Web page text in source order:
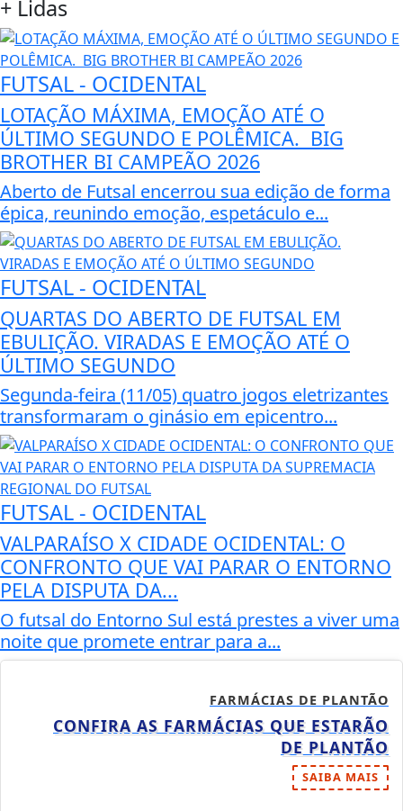
+ Lidas
FUTSAL - OCIDENTAL
LOTAÇÃO MÁXIMA, EMOÇÃO ATÉ O
ÚLTIMO SEGUNDO E POLÊMICA. BIG
BROTHER BI CAMPEÃO 2026
Aberto de Futsal encerrou sua edição de forma
épica, reunindo emoção, espetáculo e...
FUTSAL - OCIDENTAL
QUARTAS DO ABERTO DE FUTSAL EM
EBULIÇÃO. VIRADAS E EMOÇÃO ATÉ O
ÚLTIMO SEGUNDO
Segunda-feira (11/05) quatro jogos eletrizantes
transformaram o ginásio em epicentro...
FUTSAL - OCIDENTAL
VALPARAÍSO X CIDADE OCIDENTAL: O
CONFRONTO QUE VAI PARAR O ENTORNO
PELA DISPUTA DA...
O futsal do Entorno Sul está prestes a viver uma
noite que promete entrar para a...
FARMÁCIAS DE PLANTÃO
CONFIRA AS FARMÁCIAS QUE ESTARÃO
DE PLANTÃO
SAIBA MAIS